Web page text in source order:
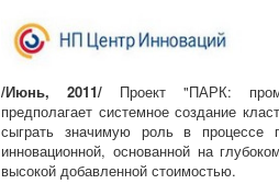
/Июнь, 2011/ Проект "ПАРК:
предполагает системное создание
сыграть значимую роль в процессе
инновационной, основанной на
высокой добавленной стоимостью.